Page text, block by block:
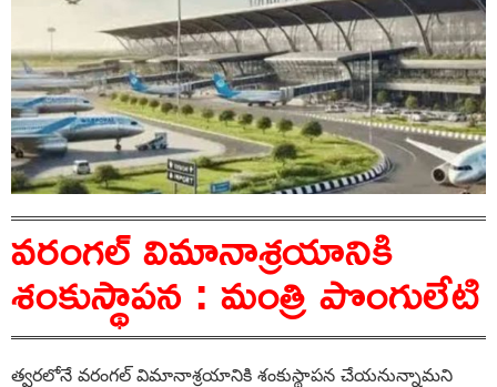
వరంగల్ విమానాశ్రయానికి
శంకుస్థాపన : మంత్రి పొంగులేటి
త్వరలోనే వరంగల్ విమానాశ్రయానికి శంకుస్థాపన చేయనున్నామని